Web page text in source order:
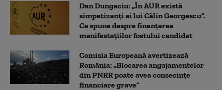
Dan Dungaciu: „În AUR există
simpatizanți ai lui Călin Georgescu”.
Ce spune despre finanțarea
manifestațiilor fostului candidat
Comisia Europeană avertizează
România: „Blocarea angajamentelor
din PNRR poate avea consecințe
financiare grave”